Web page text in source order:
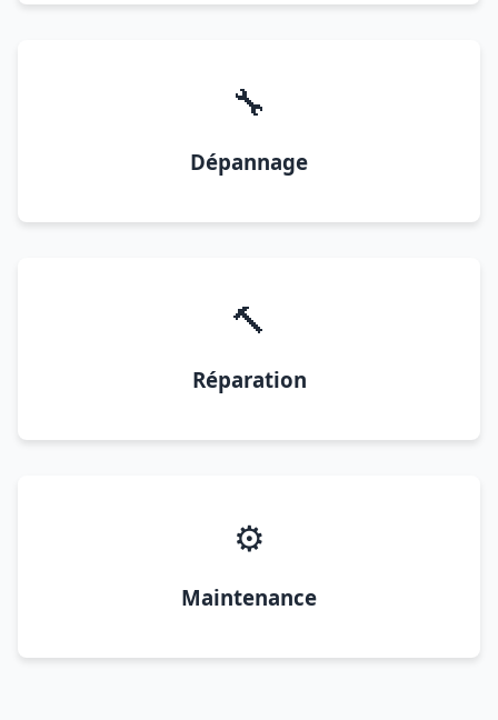
🔧
Dépannage
🔨
Réparation
⚙️
Maintenance